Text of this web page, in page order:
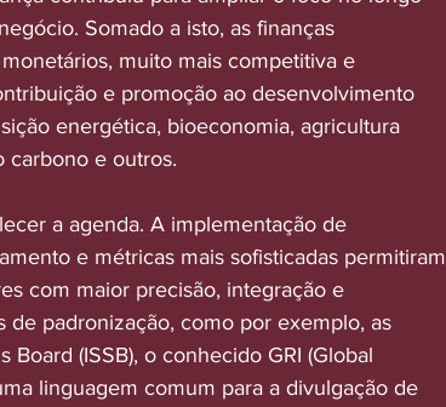
Somado a isto, as finanças
muito mais competitiva e
e promoção ao desenvolvimento
energética, bioeconomia, agricultura
carbono e outros.
a agenda. A implementação de
e métricas mais sofisticadas permitiram
com maior precisão, integração e
de padronização, como por exemplo, as
(ISSB), o conhecido GRI (Global
linguagem comum para a divulgação de